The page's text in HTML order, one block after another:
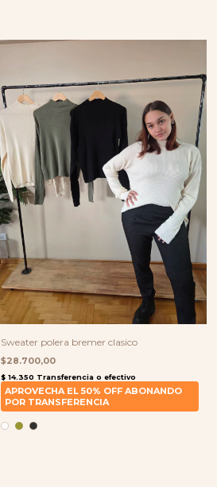
Sweater polera bremer clasico
$28.700,00